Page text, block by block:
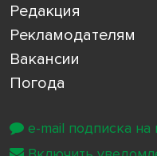
Редакция
Рекламодателям
Вакансии
Погода
e-mail подписка на